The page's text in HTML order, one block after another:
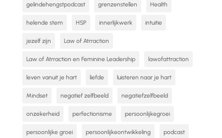
gelindehengstpodcast grenzenstellen Health
helende stem HSP innerlijkwerk intuitie
jezelf zijn Law of Atrraction
Law of Atrraction en Feminine Leadership lawofattraction
leven vanuit je hart liefde luisteren naar je hart
Mindset negatief zelfbeeld negatiefzelfbeeld
onzekerheid perfectionisme persoonlijkegroei
persoonlijke groei persoonlijkeontwikkeling podcast